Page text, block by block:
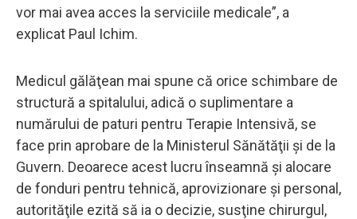
vor mai avea acces la serviciile medicale”, a
explicat Paul Ichim.
Medicul gălăţean mai spune că orice schimbare de
structură a spitalului, adică o suplimentare a
numărului de paturi pentru Terapie Intensivă, se
face prin aprobare de la Ministerul Sănătăţii şi de la
Guvern. Deoarece acest lucru înseamnă şi alocare
de fonduri pentru tehnică, aprovizionare şi personal,
autorităţile ezită să ia o decizie, susţine chirurgul,